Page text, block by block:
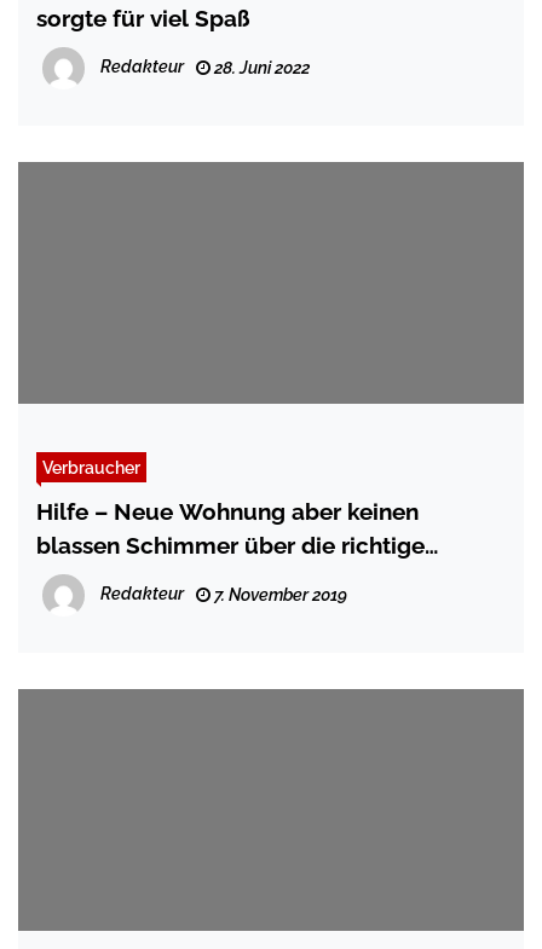
sorgte für viel Spaß
Redakteur 28. Juni 2022
Verbraucher
Hilfe – Neue Wohnung aber keinen
blassen Schimmer über die richtige
Einrichtung
Redakteur 7. November 2019